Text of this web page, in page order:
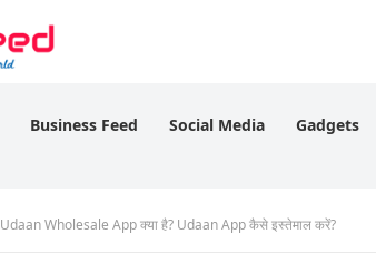
Business Feed Social Media Gadgets
Udaan Wholesale App क्या है? Udaan App कैसे इस्तेमाल करें?